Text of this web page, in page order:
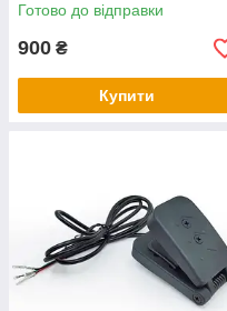
Готово до відправки
900 ₴
Купити